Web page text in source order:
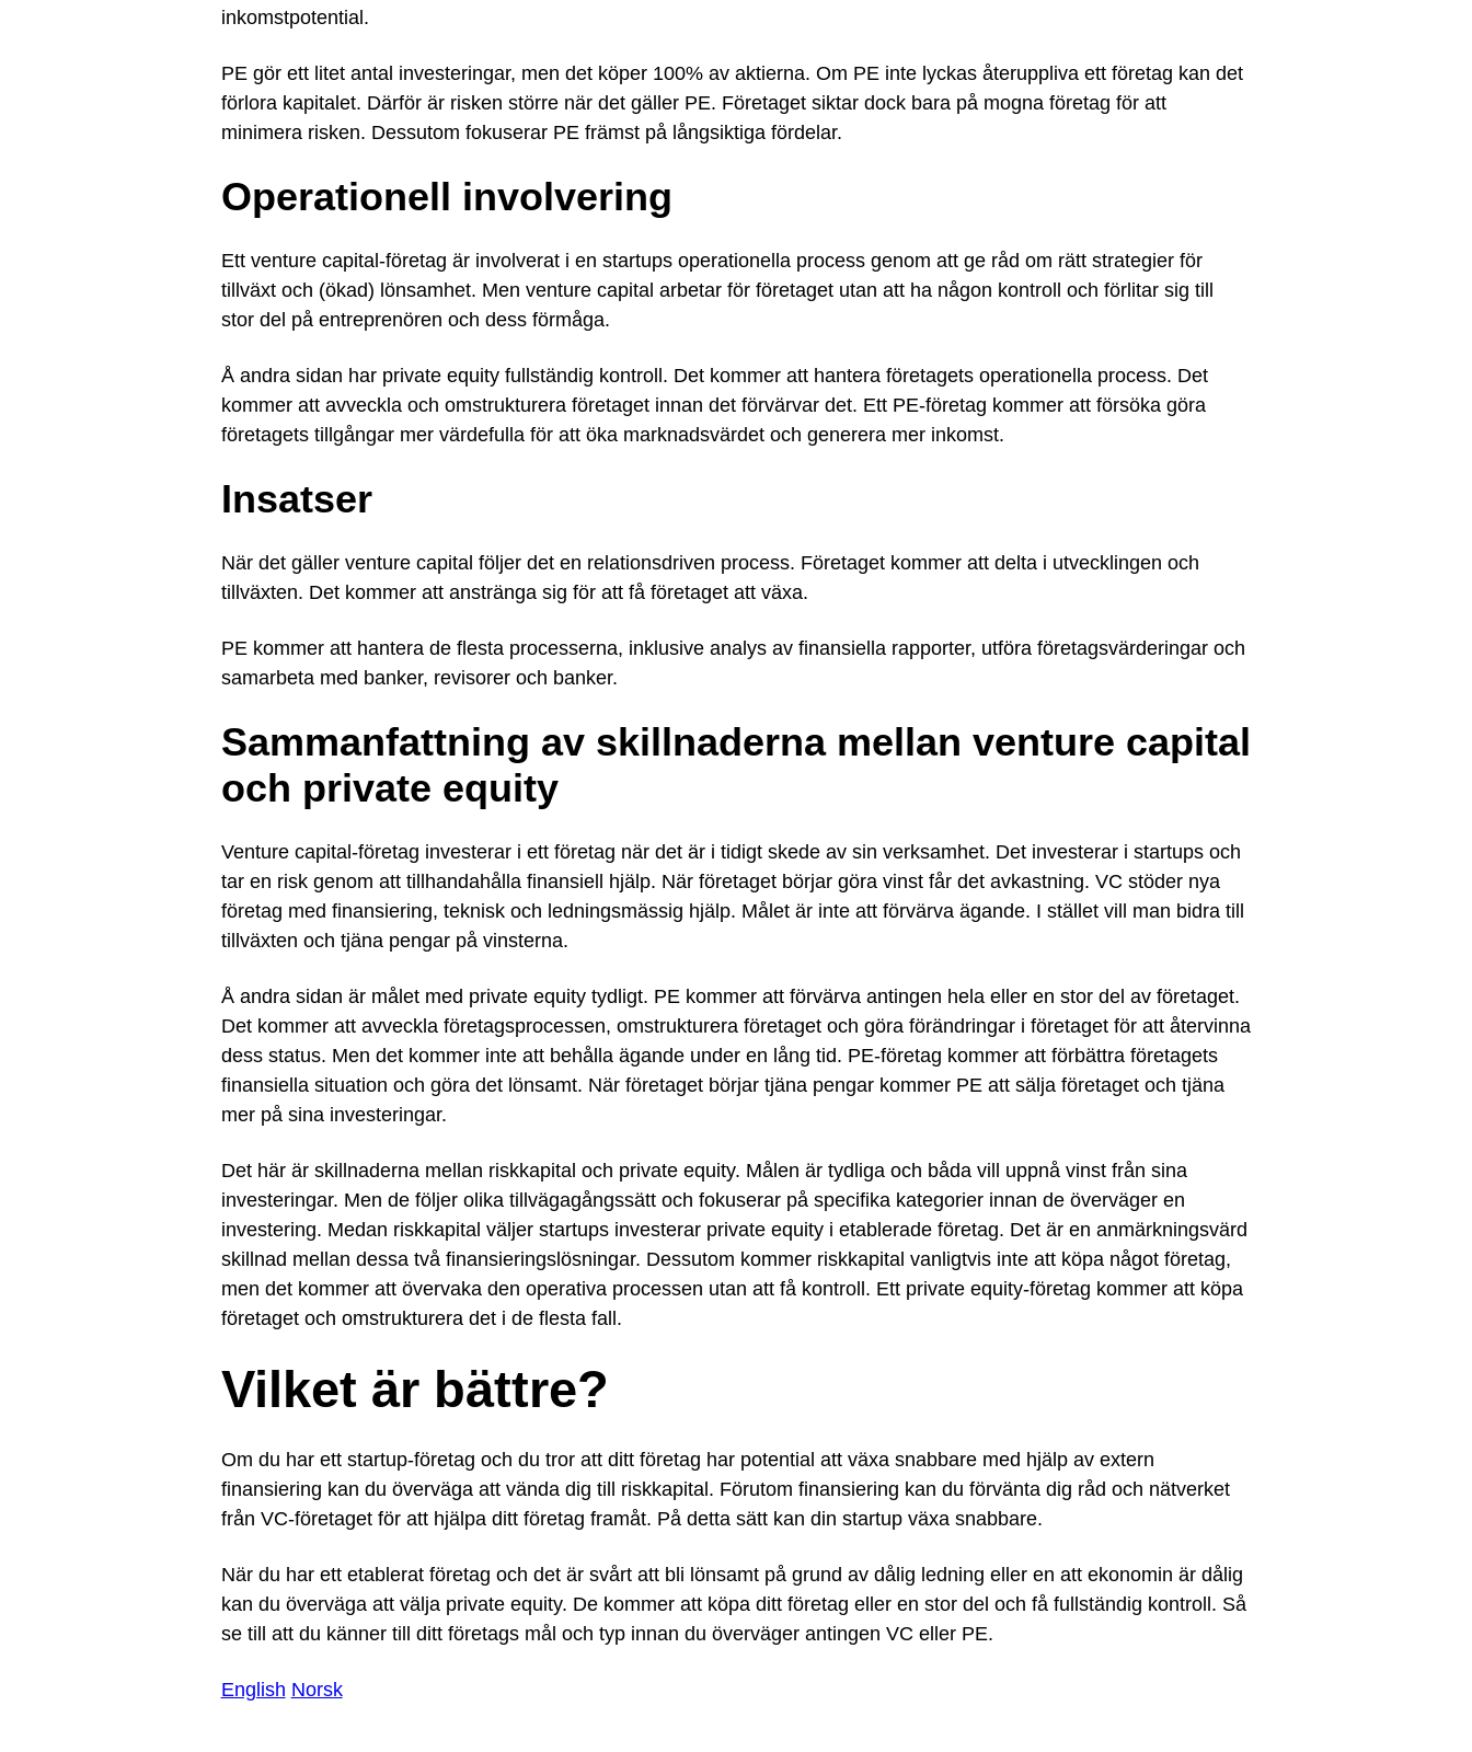
inkomstpotential.
PE gör ett litet antal investeringar, men det köper 100% av aktierna. Om PE inte lyckas återuppliva ett företag kan det
förlora kapitalet. Därför är risken större när det gäller PE. Företaget siktar dock bara på mogna företag för att
minimera risken. Dessutom fokuserar PE främst på långsiktiga fördelar.
Operationell involvering
Ett venture capital-företag är involverat i en startups operationella process genom att ge råd om rätt strategier för
tillväxt och (ökad) lönsamhet. Men venture capital arbetar för företaget utan att ha någon kontroll och förlitar sig till
stor del på entreprenören och dess förmåga.
Å andra sidan har private equity fullständig kontroll. Det kommer att hantera företagets operationella process. Det
kommer att avveckla och omstrukturera företaget innan det förvärvar det. Ett PE-företag kommer att försöka göra
företagets tillgångar mer värdefulla för att öka marknadsvärdet och generera mer inkomst.
Insatser
När det gäller venture capital följer det en relationsdriven process. Företaget kommer att delta i utvecklingen och
tillväxten. Det kommer att anstränga sig för att få företaget att växa.
PE kommer att hantera de flesta processerna, inklusive analys av finansiella rapporter, utföra företagsvärderingar och
samarbeta med banker, revisorer och banker.
Sammanfattning av skillnaderna mellan venture capital
och private equity
Venture capital-företag investerar i ett företag när det är i tidigt skede av sin verksamhet. Det investerar i startups och
tar en risk genom att tillhandahålla finansiell hjälp. När företaget börjar göra vinst får det avkastning. VC stöder nya
företag med finansiering, teknisk och ledningsmässig hjälp. Målet är inte att förvärva ägande. I stället vill man bidra till
tillväxten och tjäna pengar på vinsterna.
Å andra sidan är målet med private equity tydligt. PE kommer att förvärva antingen hela eller en stor del av företaget.
Det kommer att avveckla företagsprocessen, omstrukturera företaget och göra förändringar i företaget för att återvinna
dess status. Men det kommer inte att behålla ägande under en lång tid. PE-företag kommer att förbättra företagets
finansiella situation och göra det lönsamt. När företaget börjar tjäna pengar kommer PE att sälja företaget och tjäna
mer på sina investeringar.
Det här är skillnaderna mellan riskkapital och private equity. Målen är tydliga och båda vill uppnå vinst från sina
investeringar. Men de följer olika tillvägagångssätt och fokuserar på specifika kategorier innan de överväger en
investering. Medan riskkapital väljer startups investerar private equity i etablerade företag. Det är en anmärkningsvärd
skillnad mellan dessa två finansieringslösningar. Dessutom kommer riskkapital vanligtvis inte att köpa något företag,
men det kommer att övervaka den operativa processen utan att få kontroll. Ett private equity-företag kommer att köpa
företaget och omstrukturera det i de flesta fall.
Vilket är bättre?
Om du har ett startup-företag och du tror att ditt företag har potential att växa snabbare med hjälp av extern
finansiering kan du överväga att vända dig till riskkapital. Förutom finansiering kan du förvänta dig råd och nätverket
från VC-företaget för att hjälpa ditt företag framåt. På detta sätt kan din startup växa snabbare.
När du har ett etablerat företag och det är svårt att bli lönsamt på grund av dålig ledning eller en att ekonomin är dålig
kan du överväga att välja private equity. De kommer att köpa ditt företag eller en stor del och få fullständig kontroll. Så
se till att du känner till ditt företags mål och typ innan du överväger antingen VC eller PE.
English Norsk